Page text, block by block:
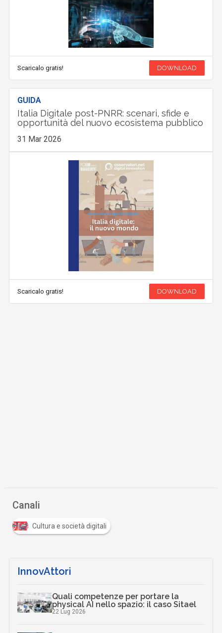
Scaricalo gratis! DOWNLOAD
GUIDA
Italia Digitale post-PNRR: scenari, sfide e
opportunità del nuovo ecosistema pubblico
31 Mar 2026
Scaricalo gratis! DOWNLOAD
Canali
Cultura e società digitali
InnovAttori
Quali competenze per portare la
physical AI nello spazio: il caso Sitael
22 Lug 2026